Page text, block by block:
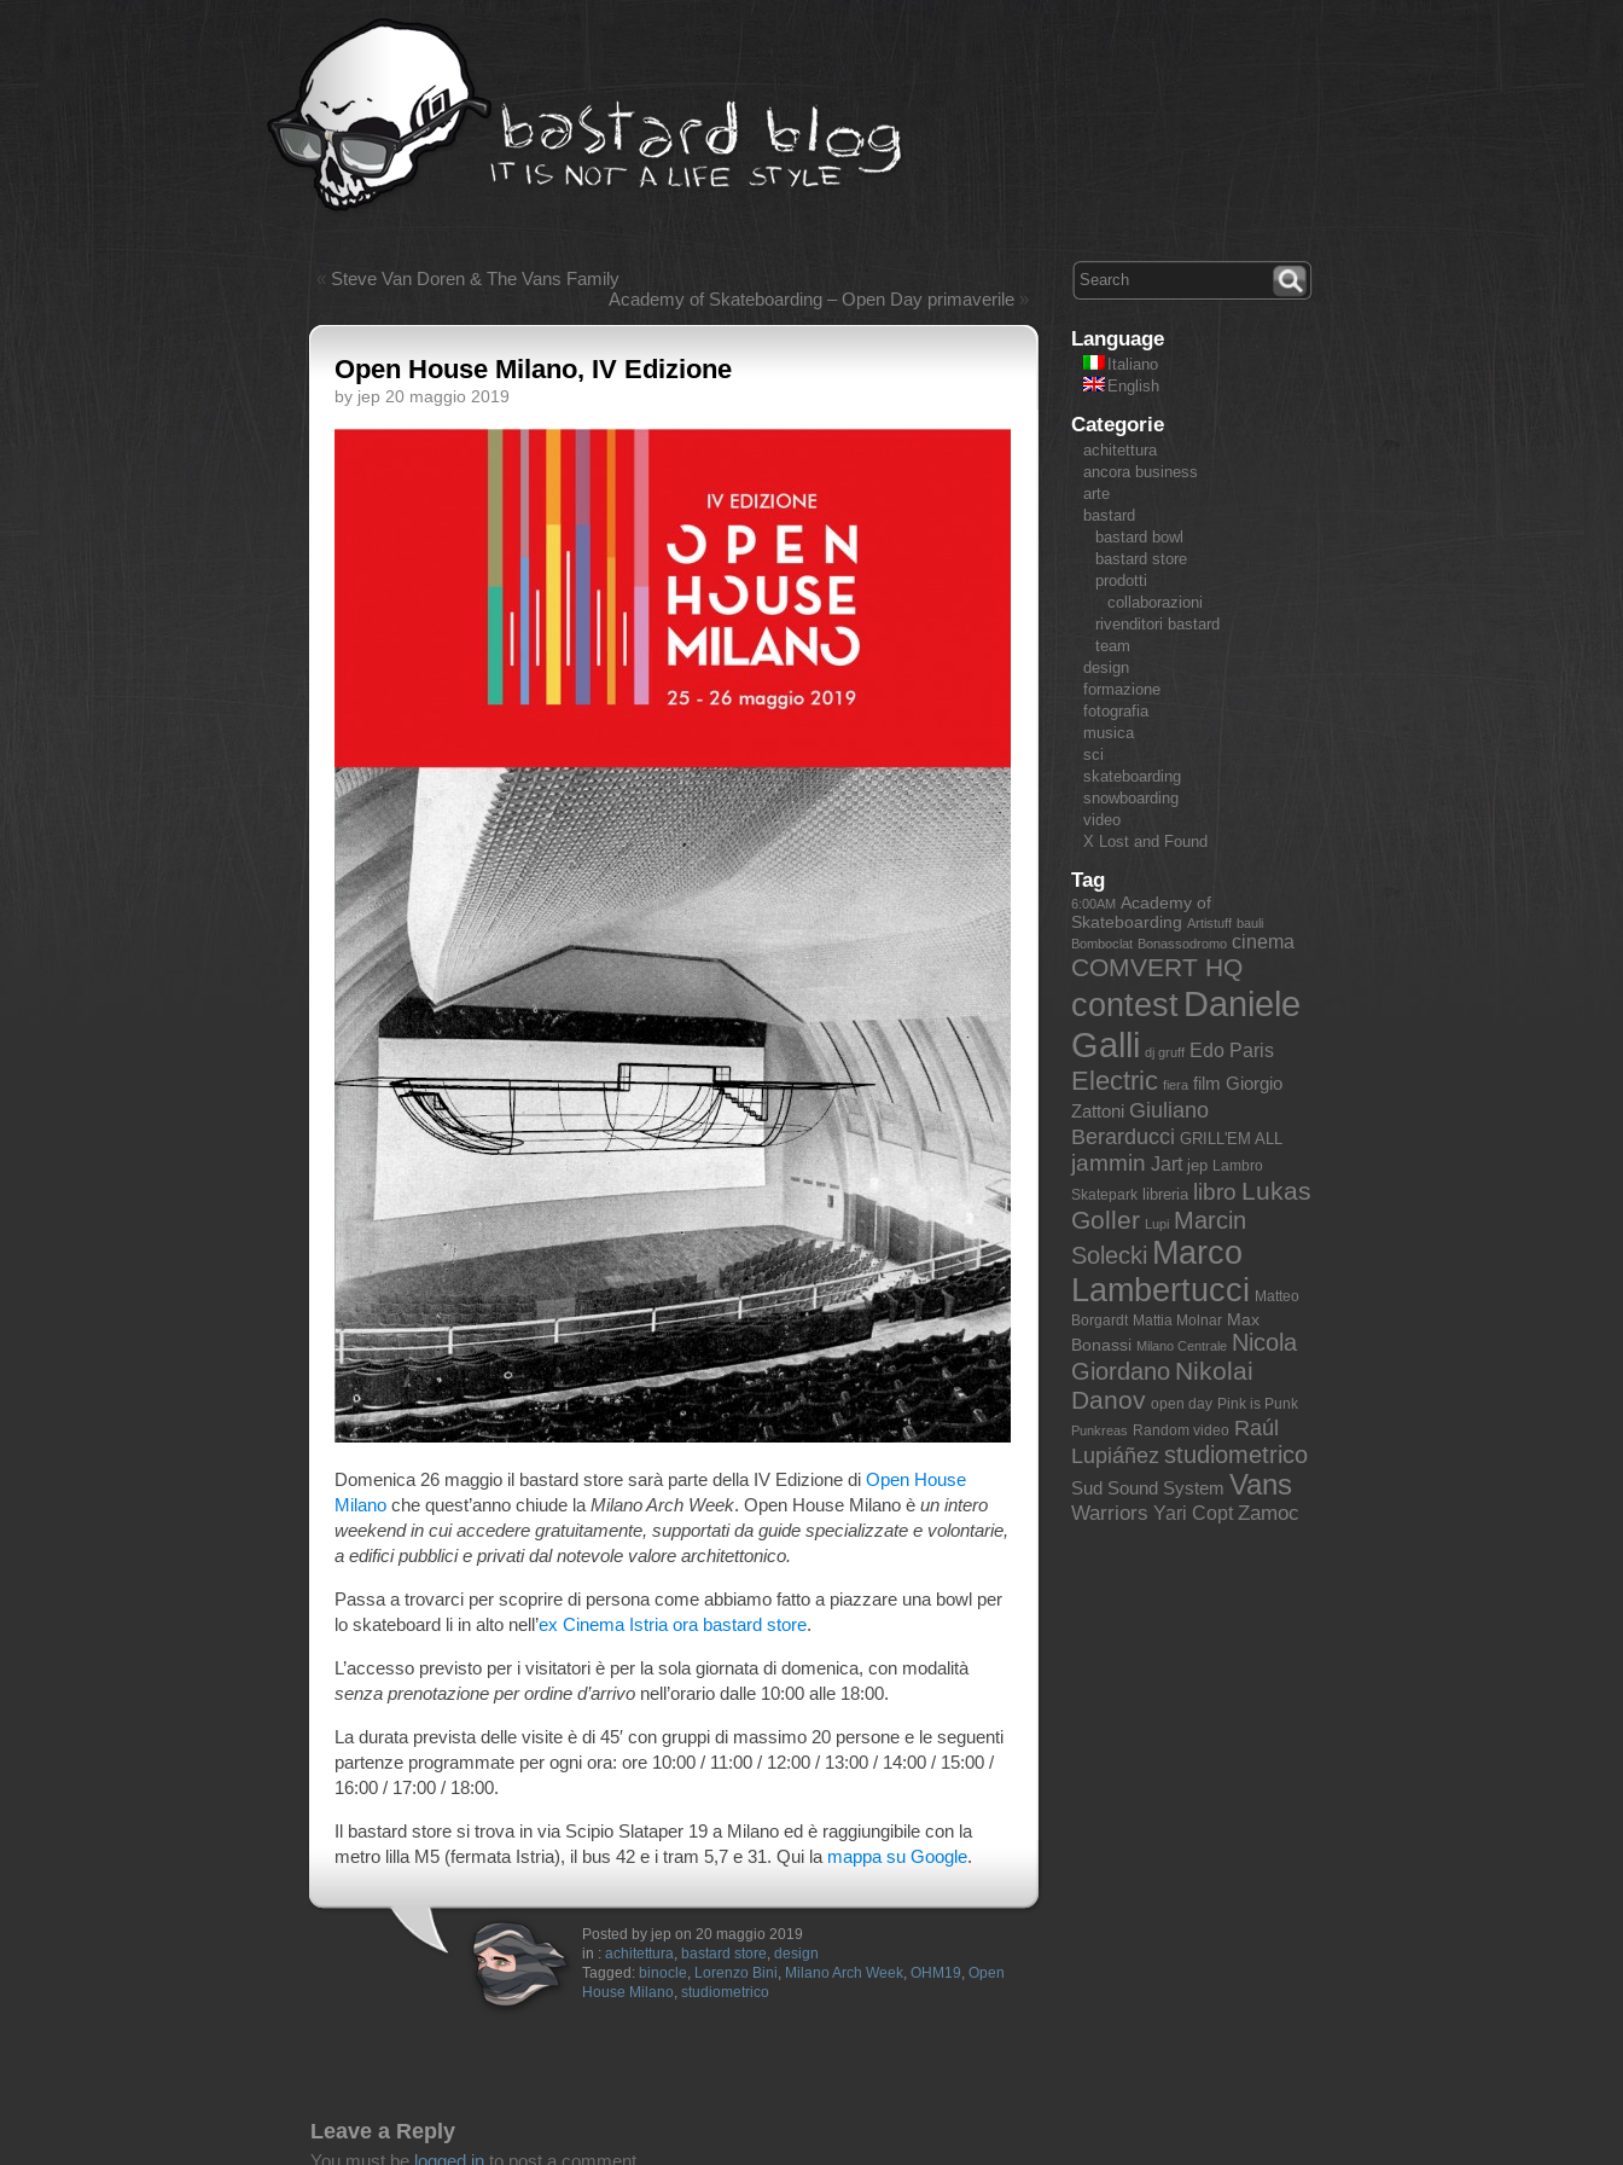
« Steve Van Doren & The Vans Family
Academy of Skateboarding – Open Day primaverile »
Open House Milano, IV Edizione
by jep 20 maggio 2019
Domenica 26 maggio il bastard store sarà parte della IV Edizione di Open House
Milano che quest’anno chiude la Milano Arch Week. Open House Milano è un intero
weekend in cui accedere gratuitamente, supportati da guide specializzate e volontarie,
a edifici pubblici e privati dal notevole valore architettonico.
Passa a trovarci per scoprire di persona come abbiamo fatto a piazzare una bowl per
lo skateboard li in alto nell’ex Cinema Istria ora bastard store.
L’accesso previsto per i visitatori è per la sola giornata di domenica, con modalità
senza prenotazione per ordine d’arrivo nell’orario dalle 10:00 alle 18:00.
La durata prevista delle visite è di 45′ con gruppi di massimo 20 persone e le seguenti
partenze programmate per ogni ora: ore 10:00 / 11:00 / 12:00 / 13:00 / 14:00 / 15:00 /
16:00 / 17:00 / 18:00.
Il bastard store si trova in via Scipio Slataper 19 a Milano ed è raggiungibile con la
metro lilla M5 (fermata Istria), il bus 42 e i tram 5,7 e 31. Qui la mappa su Google.
Posted by jep on 20 maggio 2019
in : achitettura, bastard store, design
Tagged: binocle, Lorenzo Bini, Milano Arch Week, OHM19, Open
House Milano, studiometrico
Leave a Reply
You must be logged in to post a comment.
Language
Italiano
English
Categorie
achitettura
ancora business
arte
bastard
bastard bowl
bastard store
prodotti
collaborazioni
rivenditori bastard
team
design
formazione
fotografia
musica
sci
skateboarding
snowboarding
video
X Lost and Found
Tag
6:00AM Academy of
Skateboarding Artistuff bauli
Bomboclat Bonassodromo cinema
COMVERT HQ
contest Daniele
Galli dj gruff Edo Paris
Electric fiera film Giorgio
Zattoni Giuliano
Berarducci GRILL'EM ALL
jammin Jart jep Lambro
Skatepark libreria libro Lukas
Goller Lupi Marcin
Solecki Marco
Lambertucci Matteo
Borgardt Mattia Molnar Max
Bonassi Milano Centrale Nicola
Giordano Nikolai
Danov open day Pink is Punk
Punkreas Random video Raúl
Lupiáñez studiometrico
Sud Sound System Vans
Warriors Yari Copt Zamoc